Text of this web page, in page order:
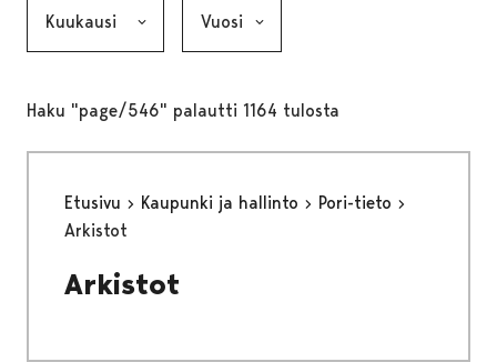
Haku "page/546" palautti 1164 tulosta
Etusivu Kaupunki ja hallinto
Pori-tieto
Arkistot
Arkistot